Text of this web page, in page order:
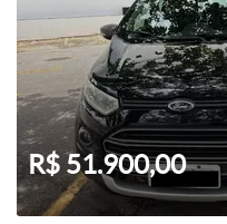
R$ 51.900,00